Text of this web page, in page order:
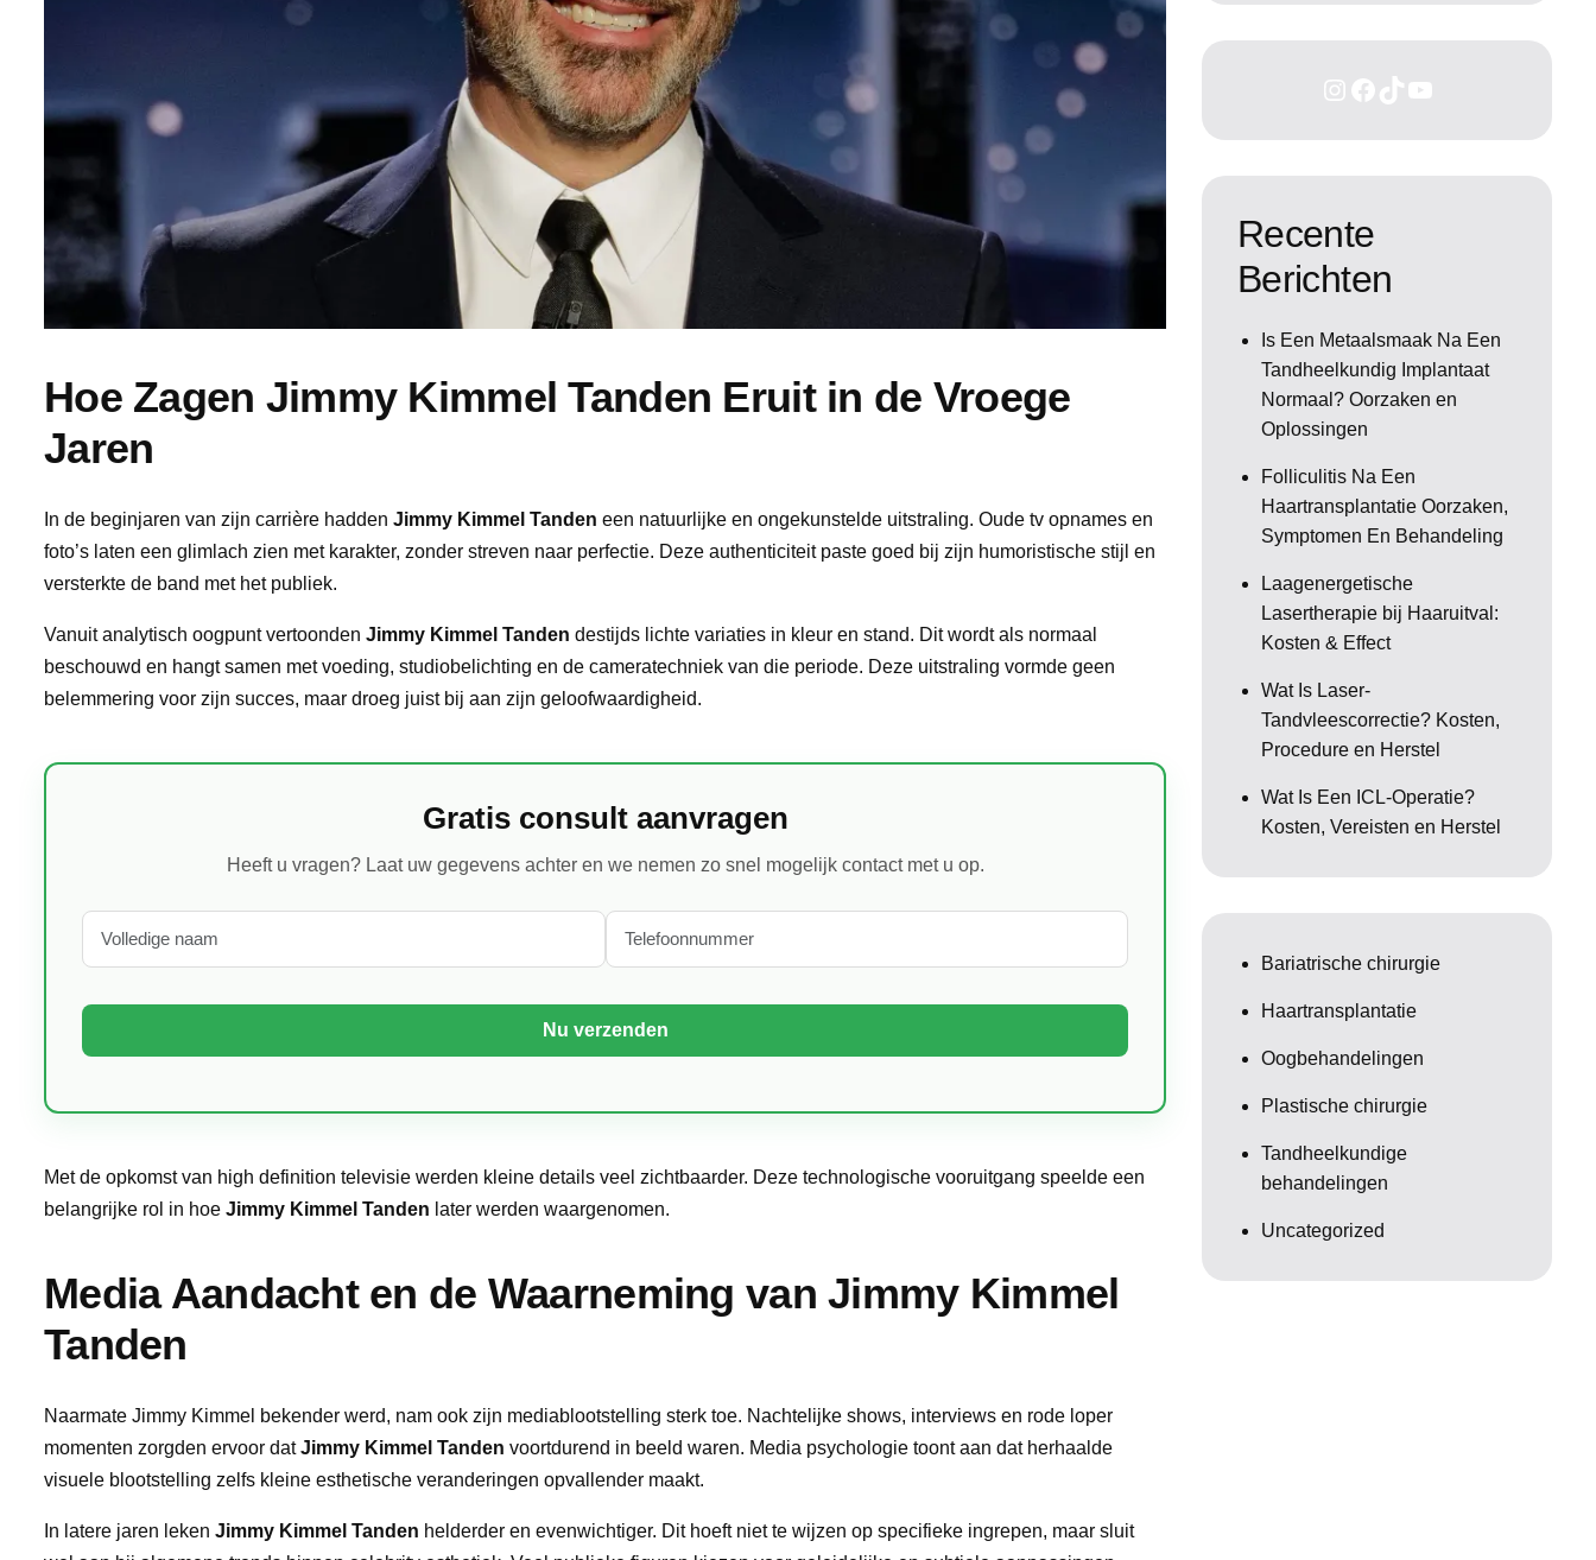
Hoe Zagen Jimmy Kimmel Tanden Eruit in de Vroege
Jaren
In de beginjaren van zijn carrière hadden Jimmy Kimmel Tanden een natuurlijke en ongekunstelde uitstraling. Oude tv opnames en
foto’s laten een glimlach zien met karakter, zonder streven naar perfectie. Deze authenticiteit paste goed bij zijn humoristische stijl en
versterkte de band met het publiek.
Vanuit analytisch oogpunt vertoonden Jimmy Kimmel Tanden destijds lichte variaties in kleur en stand. Dit wordt als normaal
beschouwd en hangt samen met voeding, studiobelichting en de cameratechniek van die periode. Deze uitstraling vormde geen
belemmering voor zijn succes, maar droeg juist bij aan zijn geloofwaardigheid.
Gratis consult aanvragen
Heeft u vragen? Laat uw gegevens achter en we nemen zo snel mogelijk contact met u op.
Met de opkomst van high definition televisie werden kleine details veel zichtbaarder. Deze technologische vooruitgang speelde een
belangrijke rol in hoe Jimmy Kimmel Tanden later werden waargenomen.
Media Aandacht en de Waarneming van Jimmy Kimmel
Tanden
Naarmate Jimmy Kimmel bekender werd, nam ook zijn mediablootstelling sterk toe. Nachtelijke shows, interviews en rode loper
momenten zorgden ervoor datJimmy Kimmel Tanden voortdurend in beeld waren. Media psychologie toont aan dat herhaalde
visuele blootstelling zelfs kleine esthetische veranderingen opvallender maakt.
In latere jaren leken Jimmy Kimmel Tanden helderder en evenwichtiger. Dit hoeft niet te wijzen op specifieke ingrepen, maar sluit
Recente
Berichten
Is Een Metaalsmaak Na Een
Tandheelkundig Implantaat
Normaal? Oorzaken en
Oplossingen
Folliculitis Na Een
Haartransplantatie Oorzaken,
Symptomen En Behandeling
Laagenergetische
Lasertherapie bij Haaruitval:
Kosten & Effect
Wat Is Laser-
Tandvleescorrectie? Kosten,
Procedure en Herstel
Wat Is Een ICL-Operatie?
Kosten, Vereisten en Herstel
Bariatrische chirurgie
Haartransplantatie
Oogbehandelingen
Plastische chirurgie
Tandheelkundige
behandelingen
Uncategorized